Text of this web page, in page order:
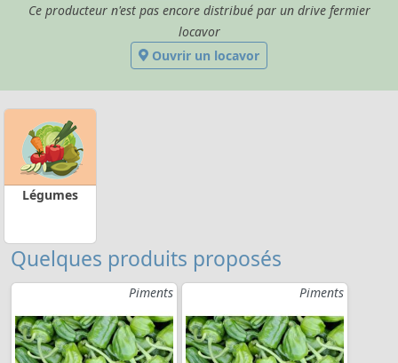
Ce producteur n'est pas encore distribué par un drive fermier
locavor
Ouvrir un locavor
Légumes
Quelques produits proposés
Piments Piments